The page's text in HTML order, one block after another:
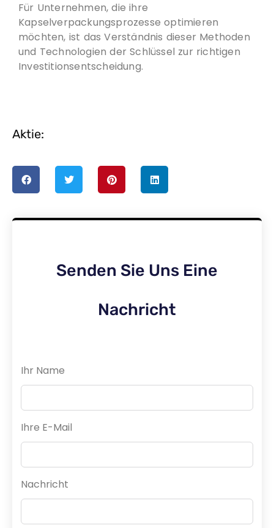
Für Unternehmen, die ihre
Kapselverpackungsprozesse optimieren
möchten, ist das Verständnis dieser Methoden
und Technologien der Schlüssel zur richtigen
Investitionsentscheidung.
Aktie:
Senden Sie Uns Eine
Nachricht
Ihr Name
Ihre E-Mail
Nachricht